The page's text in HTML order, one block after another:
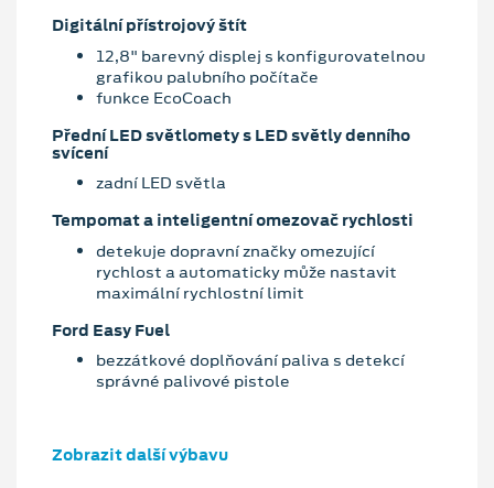
Digitální přístrojový štít
12,8" barevný displej s konfigurovatelnou
grafikou palubního počítače
funkce EcoCoach
Přední LED světlomety s LED světly denního
svícení
zadní LED světla
Tempomat a inteligentní omezovač rychlosti
detekuje dopravní značky omezující
rychlost a automaticky může nastavit
maximální rychlostní limit
Ford Easy Fuel
bezzátkové doplňování paliva s detekcí
správné palivové pistole
Zobrazit další výbavu